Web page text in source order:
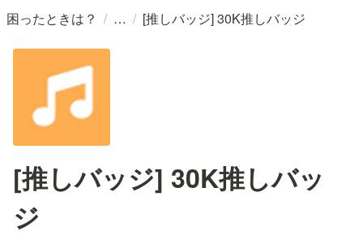
困ったときは？ / / [推しバッジ] 30K推しバッジ
[推しバッジ] 30K推しバッ
ジ